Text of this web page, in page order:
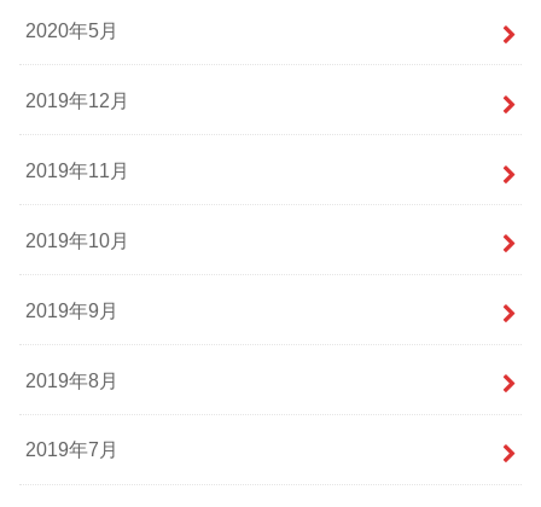
2020年5月
2019年12月
2019年11月
2019年10月
2019年9月
2019年8月
2019年7月